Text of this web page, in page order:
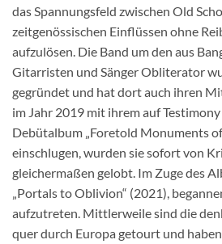
das Spannungsfeld zwischen Old
zeitgenössischen Einflüssen ohne
aufzulösen. Die Band um den aus
Gitarristen und Sänger Obliterator
gegründet und hat dort auch ihren
im Jahr 2019 mit ihrem auf
Debütalbum „Foretold Monuments of
einschlugen, wurden sie sofort von
gleichermaßen gelobt. Im Zuge des
„Portals to Oblivion“ (2021),
aufzutreten. Mittlerweile sind die
quer durch Europa getourt und